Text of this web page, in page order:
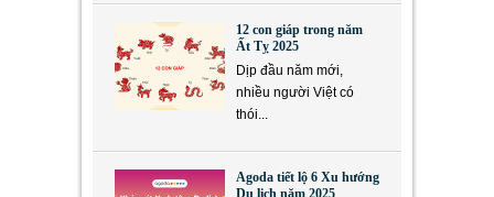
12 con giáp trong năm
Ất Tỵ 2025
Dịp đầu năm mới,
nhiều người Việt có
thói...
Agoda tiết lộ 6 Xu hướng